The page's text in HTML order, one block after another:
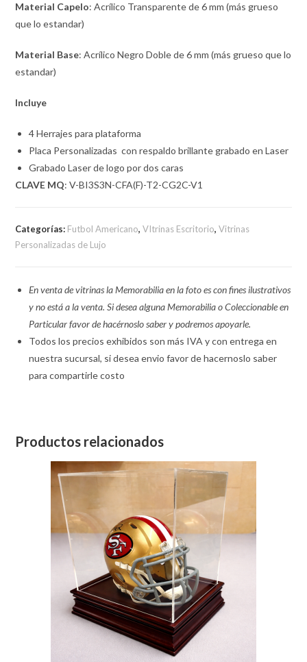
Material Capelo: Acrílico Transparente de 6 mm (más grueso
que lo estandar)
Material Base: Acrílico Negro Doble de 6 mm (más grueso que lo
estandar)
Incluye
4 Herrajes para plataforma
Placa Personalizadas con respaldo brillante grabado en Laser
Grabado Laser de logo por dos caras
CLAVE MQ: V-BI3S3N-CFA(F)-T2-CG2C-V1
Categorías: Futbol Americano,VItrinas Escritorio,Vitrinas
Personalizadas de Lujo
En venta de vitrinas la Memorabilia en la foto es con fines ilustrativos
y no está a la venta. Si desea alguna Memorabilia o Coleccionable en
Particular favor de hacérnoslo saber y podremos apoyarle.
Todos los precios exhibidos son más IVA y con entrega en
nuestra sucursal, si desea envio favor de hacernoslo saber
para compartirle costo
Productos relacionados